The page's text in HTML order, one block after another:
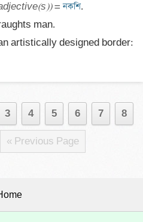
= নকশি
artistically designed border:
3 4 5 6 7 8
« Previous Page